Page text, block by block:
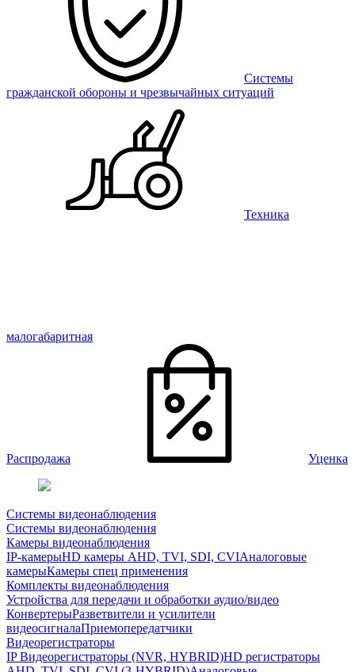
Системы
гражданской обороны и чрезвычайных ситуаций
Техника
малогабаритная
Распродажа Уценка
Системы видеонаблюдения
Системы видеонаблюдения
Камеры видеонаблюдения
IP-камерыHD камеры AHD, TVI, SDI, CVIАналоговые
камерыКамеры спец применения
Комплекты видеонаблюдения
Устройства для передачи и обработки аудио/видео
КонвертерыРазветвители и усилители
видеосигналаПриемопередатчики
Видеорегистраторы
IP Видеорегистраторы (NVR, HYBRID)HD регистраторы